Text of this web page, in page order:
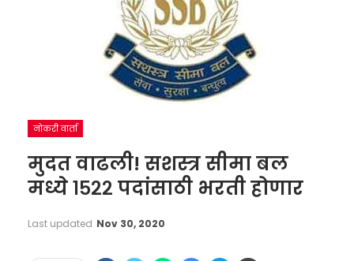
नोकरी वार्ता
मुदत वाढली! सशस्त्र सीमा बल
मध्ये १५२२ पदांसाठी भरती होणार
Last updated Nov 30, 2020